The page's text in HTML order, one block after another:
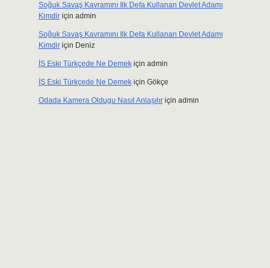
Soğuk Savaş Kavramını Ilk Defa Kullanan Devlet Adamı
Kimdiriçin admin
Soğuk Savaş Kavramını Ilk Defa Kullanan Devlet Adamı
Kimdiriçin Deniz
İŞ Eski Türkçede Ne Demekiçin admin
İŞ Eski Türkçede Ne Demekiçin Gökçe
Odada Kamera Oldugu Nasıl Anlaşılıriçin admin